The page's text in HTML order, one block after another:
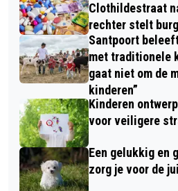
Clothildestraat
rechter stelt
Santpoort
met traditionele
gaat niet om de
kinderen”
Kinderen
voor veiligere
Een gelukkig en
zorg je voor de